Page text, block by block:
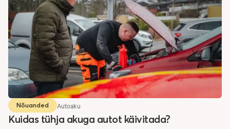
Nõuanded Autoaku
Kuidas tühja akuga autot käivitada?